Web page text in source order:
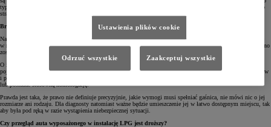
typu problem i uzna, że nie uda się go usunąć w warsztacie, może zatrzymać nasz dowód rejestracyjny, a auto
straci prawo do poruszania się po drogach publicznych.
Brak gaśnicy, brak przeglądu samochodu?
Na pozytywny wynik przeglądu ma wpływ nie tylko stan techniczny naszego samochodu, ale także to, co się
w nim znajduje. Przygotowując się do wizyty, warto również pamiętać o tym, że każde auto w Polsce powinno
zostać wyposażone w trójkąt ostrzegawczy oraz gaśnicę.
O ile z trójkątem zwykle nie ma problemu, gdyż jest on standardowym wyposażeniem praktycznie każdego
pojazdu wyprodukowanego w przeciągu ostatnich kilkudziesięciu lat, o tyle wokół gaśnic narosło wiele mitów
i półprawd. Według niektórych ekspertów gaśnica powinna zawierać minimum 1 kilogram środka gaśniczego
lub posiadać stosowną homologację.
Prawda jest taka, że prawo nie definiuje precyzyjnie, jakie wymogi musi spełniać gaśnica, nie mówi nic o jej
rozmiarze ani rodzaju. Dla diagnosty natomiast ważne będzie umieszczenie jej w łatwo dostępnym miejscu, tak
aby była pod ręką w razie wystąpienia niebezpiecznej sytuacji.
Czy przegląd auta wyposażonego w instalację LPG jest droższy?
Ustawienia plików cookie
Odrzuć wszystkie Zaakceptuj wszystkie